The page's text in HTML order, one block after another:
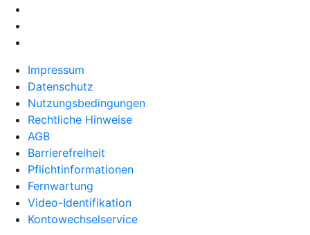
Impressum
Datenschutz
Nutzungsbedingungen
Rechtliche Hinweise
AGB
Barrierefreiheit
Pflichtinformationen
Fernwartung
Video-Identifikation
Kontowechselservice